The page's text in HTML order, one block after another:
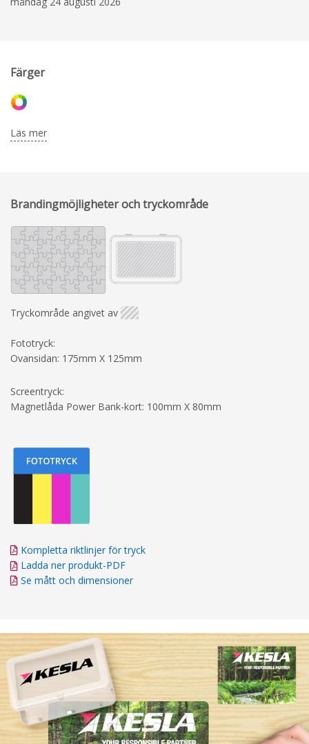
Färger
Läs mer
Brandingmöjligheter och tryckområde
Tryckområde angivet av
Fototryck:
Ovansidan: 175mm X 125mm
Screentryck:
Magnetlåda Power Bank-kort: 100mm X 80mm
Kompletta riktlinjer för tryck
Ladda ner produkt-PDF
Se mått och dimensioner